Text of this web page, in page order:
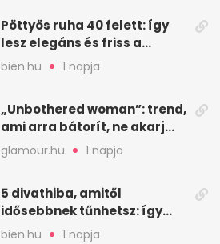
Pöttyös ruha 40 felett: így
lesz elegáns és friss a
kedvenc minta
bien.hu 1 napja
„Unbothered woman”: trend,
ami arra bátorít, ne akarj
mindenkinek megfelelni
glamour.hu 1 napja
5 divathiba, amitől
idősebbnek tűnhetsz: így
frissíts a megjelenéseden
bien.hu 1 napja